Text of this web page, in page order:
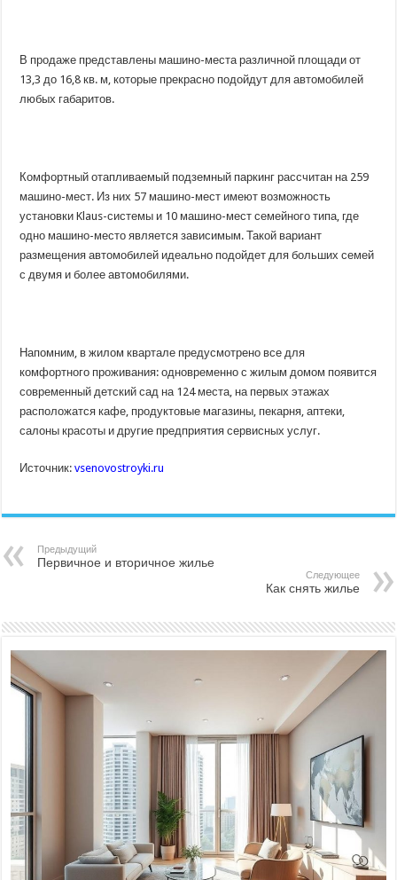
В продаже представлены машино-места различной площади от
13,3до 16,8 кв. м, которые прекрасно подойдут для автомобилей
любых габаритов.
Комфортный отапливаемый подземный паркинг рассчитан на 259
машино-мест. Из них 57 машино-мест имеют возможность
установки Klaus-системы и 10 машино-мест семейного типа, где
одно машино-место является зависимым. Такой вариант
размещения автомобилей идеально подойдет для больших семей
с двумя и более автомобилями.
Напомним, в жилом квартале предусмотрено все для
комфортного проживания: одновременно с жилым домом появится
современный детский сад на 124 места, на первых этажах
расположатся кафе, продуктовые магазины, пекарня, аптеки,
салоны красоты и другие предприятия сервисных услуг.
Источник:vsenovostroyki.ru
Предыдущий
Первичное и вторичное жилье
Следующее
Как снять жилье